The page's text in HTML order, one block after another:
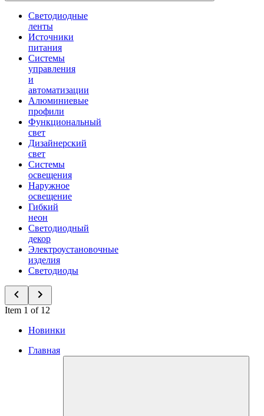
Светодиодные
ленты
Источники
питания
Системы
управления
и
автоматизации
Алюминиевые
профили
Функциональный
свет
Дизайнерский
свет
Системы
освещения
Наружное
освещение
Гибкий
неон
Светодиодный
декор
Электроустановочные
изделия
Светодиоды
Item 1 of 12
Новинки
Главная